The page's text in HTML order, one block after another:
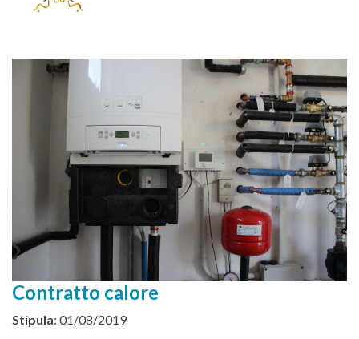
Contratto calore
Stipula: 01/08/2019